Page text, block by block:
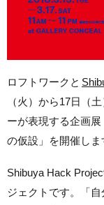
ロフトワークと
（火）から17日（
ーが表現する企画
の仮設」を開催しま
Shibuya Hack
ジェクトです。「